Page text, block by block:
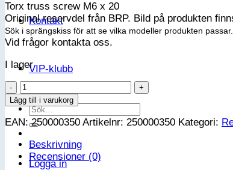
Kontakt
VIP-klubb
Sök
efter:
Logga in
Torx truss screw M6 x 20
Original reservdel från BRP. Bild på produkten
Sök i sprängskiss för att se vilka modeller produkten passar.
Vid frågor kontakta oss.
I lager
Torx
truss
screw
M6
x
20
mängd
Lägg till i varukorg
EAN:250000350 Artikelnr: 250000350 Kategori:
Beskrivning
Recensioner (0)